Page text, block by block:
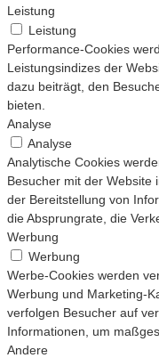
Leistung
Leistung
Performance-Cookies
Leistungsindizes der
dazu beiträgt, den
bieten.
Analyse
Analyse
Analytische Cookies
Besucher mit der Website
der Bereitstellung von
die Absprungrate, die
Werbung
Werbung
Werbe-Cookies werden
Werbung und Marketing-
verfolgen Besucher auf
Informationen, um
Andere